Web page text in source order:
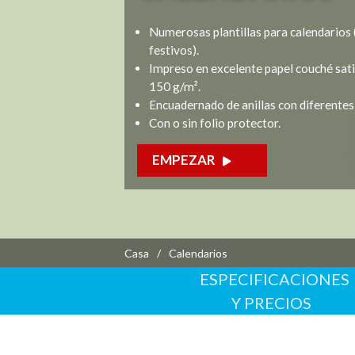
Tarjetas de Visita
Tarjetas de Visita
Postales
Catálogos
Calendarios
Numerosas plantillas para calendarios
festivos).
Impreso en excelente papel couché
150 g/m².
Encuadernado de anillas con
Con o sin folio protector.
EMPEZAR
Casa Calendarios
ESPECIFICACIONES
Y PRECIOS